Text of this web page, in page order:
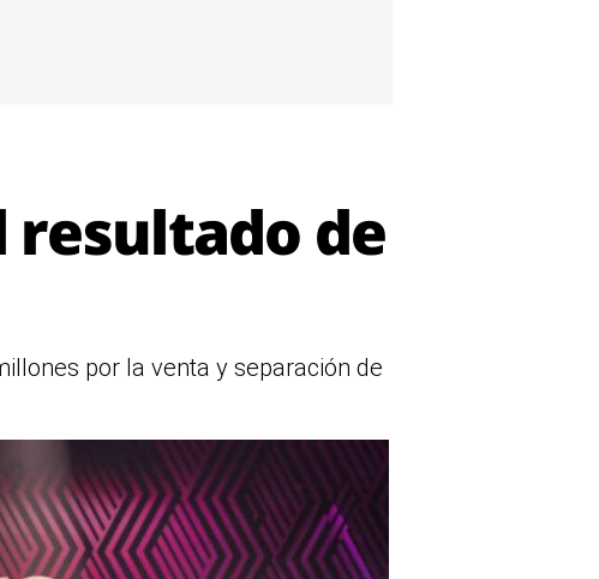
de
por la venta y separación de